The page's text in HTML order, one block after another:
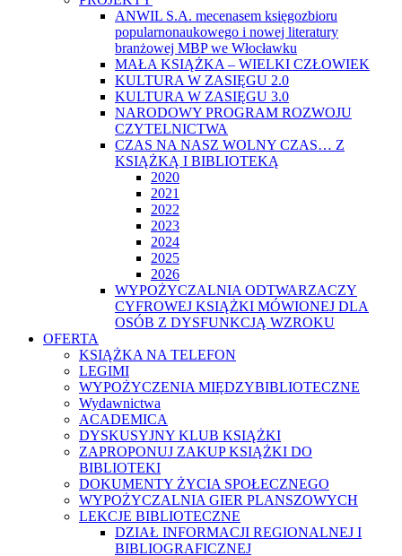
ANWIL S.A. mecenasem księgozbioru
popularnonaukowego i nowej literatury
branżowej MBP we Włocławku
MAŁA KSIĄŻKA – WIELKI CZŁOWIEK
KULTURA W ZASIĘGU 2.0
KULTURA W ZASIĘGU 3.0
NARODOWY PROGRAM ROZWOJU
CZYTELNICTWA
CZAS NA NASZ WOLNY CZAS… Z
KSIĄŻKĄ I BIBLIOTEKĄ
2020
2021
2022
2023
2024
2025
2026
WYPOŻYCZALNIA ODTWARZACZY
CYFROWEJ KSIĄŻKI MÓWIONEJ DLA
OSÓB Z DYSFUNKCJĄ WZROKU
OFERTA
KSIĄŻKA NA TELEFON
LEGIMI
WYPOŻYCZENIA MIĘDZYBIBLIOTECZNE
Wydawnictwa
ACADEMICA
DYSKUSYJNY KLUB KSIĄŻKI
ZAPROPONUJ ZAKUP KSIĄŻKI DO
BIBLIOTEKI
DOKUMENTY ŻYCIA SPOŁECZNEGO
WYPOŻYCZALNIA GIER PLANSZOWYCH
LEKCJE BIBLIOTECZNE
DZIAŁ INFORMACJI REGIONALNEJ I
BIBLIOGRAFICZNEJ